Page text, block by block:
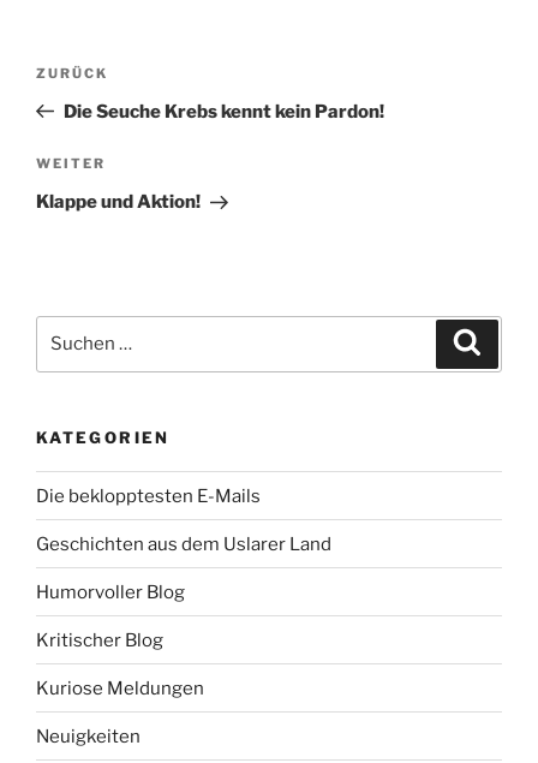
Beitragsnavigation
Vorheriger
Beitrag
ZURÜCK
Die Seuche Krebs kennt kein Pardon!
Nächster
Beitrag
WEITER
Klappe und Aktion!
nach:
KATEGORIEN
Die beklopptesten E-Mails
Geschichten aus dem Uslarer Land
Humorvoller Blog
Kritischer Blog
Kuriose Meldungen
Neuigkeiten